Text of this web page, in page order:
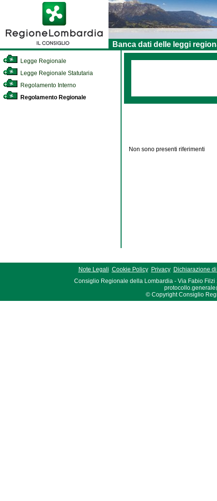
Banca dati delle leggi
Legge Regionale
Legge Regionale Statutaria
Regolamento Interno
Regolamento Regionale
Non sono presenti riferimenti
Note Legali Cookie Policy Privacy
Dichiarazione
Consiglio Regionale della Lombardia - Via Fabio Filzi
© Copyright Consiglio